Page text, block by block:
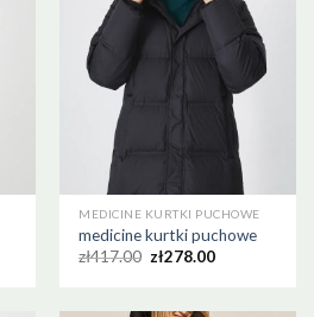
MEDICINE KURTKI PUCHOWE
medicine kurtki puchowe
zł417.00 zł278.00